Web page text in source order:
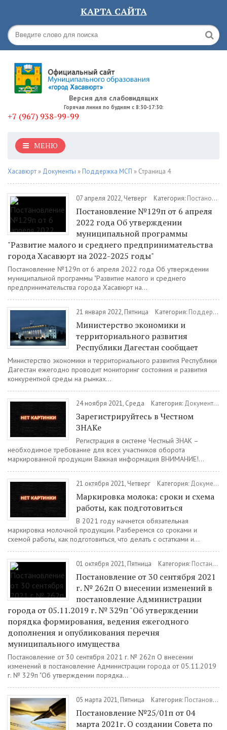
КАРТА САЙТА
Версия для слабовидящих
Горячая линия по будням с 8:30-17:30:
+7 (967) 938-99-99
МЕНЮ
Хасавюрт » Документы » Поддержка МСП » Страница 4
07 апреля 2022, Четверг Категория: Постановления
Постановление №129п от 6 апреля
2022 года Об утверждении
муниципальной программы
"Развитие малого и среднего предпринимательства
города Хасавюрт на 2022-2025 годы"
Постановление №129п от 6 апреля 2022 года Об утверждении
муниципальной программы "Развитие малого и среднего
предпринимательства города Хасавюрт на...
21 января 2022, Пятница Категория: Поддержка МСП
Министерство экономики и
территориального развития
Республики Дагестан сообщает
Министерство экономики и территориального развития Республики
Дагестан ежегодно проводит мониторинг состояния и развития
конкурентной среды на рынках...
24 ноября 2021, Среда Категория: Документы /
Зарегистрируйтесь в Честном
ЗНАКе
Регистрация в системе Честный ЗНАК –
необходимое требование для всех участников оборота
маркированной продукции Важная информация ВНИМАНИЕ!...
21 октября 2021, Четверг Категория: Документы
Маркировка молока: сроки и схема
работы, как подготовиться
В 2021 году начнется обязательная
маркировка молочной продукции. Разберемся со сроками и
схемой работы, как подготовиться, что делать с остатками и...
01 октября 2021, Пятница Категория: Постановления
Постановление от 30 сентября 2021
г. № 262п О внесении изменений в
постановление Администрации
города от 05.11.2019 г. № 329п "Об утверждении
порядка формирования, ведения ежегодного
дополнения и опубликования перечня
муниципального имущества
Постановление от 30 сентября 2021 г. № 262п О внесении
изменений в постановление Администрации города от 05.11.2019
г. № 329п "Об утверждении порядка...
05 марта 2021, Пятница Категория: Постановления
Постановление №25/01п от 04
марта 2021г. О создании Совета по